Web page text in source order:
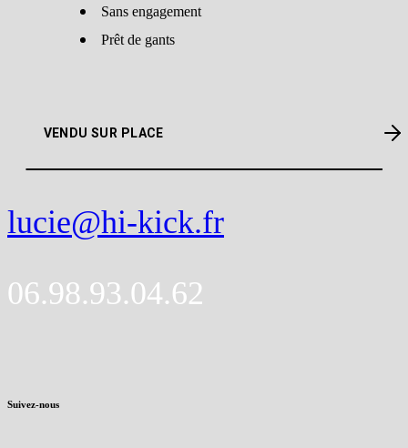
Sans engagement
Prêt de gants
VENDU SUR PLACE
lucie@hi-kick.fr
06.98.93.04.62
Suivez-nous